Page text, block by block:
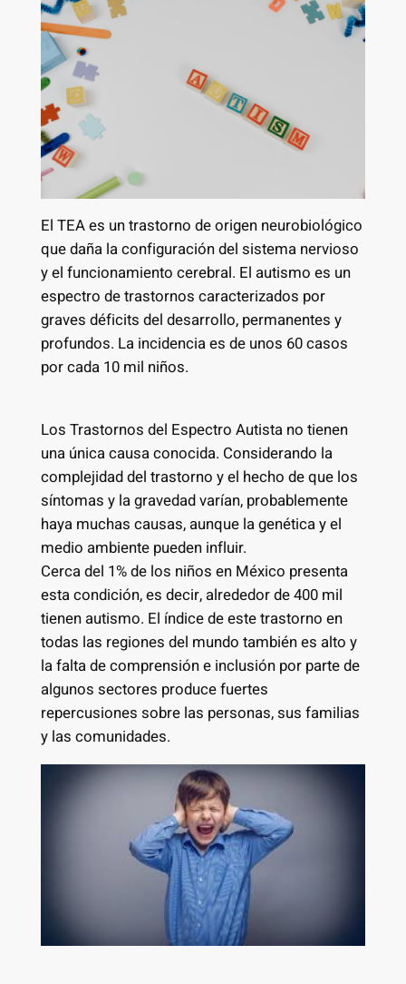
El TEA es un trastorno de origen neurobiológico
que daña la configuración del sistema nervioso
y el funcionamiento cerebral. El autismo es un
espectro de trastornos caracterizados por
graves déficits del desarrollo, permanentes y
profundos. La incidencia es de unos 60 casos
por cada 10 mil niños.
Los Trastornos del Espectro Autista no tienen
una única causa conocida. Considerando la
complejidad del trastorno y el hecho de que los
síntomas y la gravedad varían, probablemente
haya muchas causas, aunque la genética y el
medio ambiente pueden influir.
Cerca del 1% de los niños en México presenta
esta condición, es decir, alrededor de 400 mil
tienen autismo. El índice de este trastorno en
todas las regiones del mundo también es alto y
la falta de comprensión e inclusión por parte de
algunos sectores produce fuertes
repercusiones sobre las personas, sus familias
y las comunidades.